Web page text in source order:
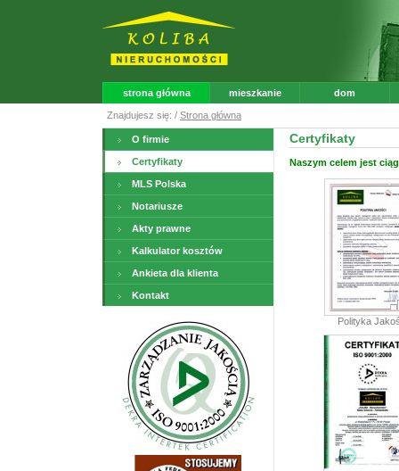
strona główna mieszkanie dom
Znajdujesz się: / Strona główna
O firmie
Certyfikaty
MLS Polska
Notariusze
Akty prawne
Kalkulator kosztów
Ankieta dla klienta
Kontakt
Certyfikaty
Naszym celem jest
Polityka